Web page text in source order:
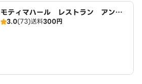
モティマハール レストラン アンド
バー
3.0(73)送料300円